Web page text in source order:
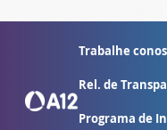
Trabalhe
Rel. de
Programa de